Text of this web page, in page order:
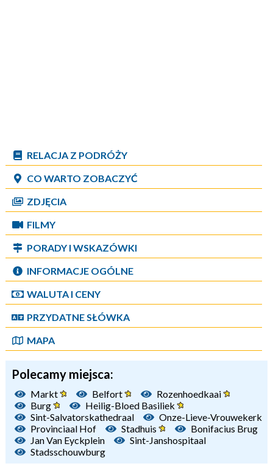
RELACJA Z PODRÓŻY
CO WARTO ZOBACZYĆ
ZDJĘCIA
FILMY
PORADY I WSKAZÓWKI
INFORMACJE OGÓLNE
WALUTA I CENY
PRZYDATNE SŁÓWKA
MAPA
Polecamy miejsca:
Markt Belfort
Rozenhoedkaai
Burg
Heilig-Bloed Basiliek
Sint-Salvatorskathedraal
Onze-Lieve-Vrouwekerk
Provinciaal Hof
Stadhuis
Bonifacius Brug
Jan Van Eyckplein
Sint-Janshospitaal
Stadsschouwburg